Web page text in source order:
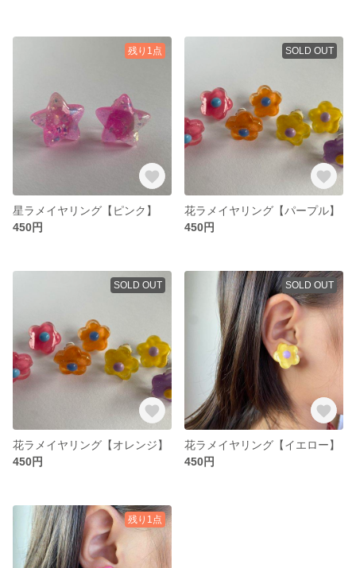
残り1点
星ラメイヤリング【ピンク】
450円
SOLD OUT
花ラメイヤリング【パープル】
450円
SOLD OUT
花ラメイヤリング【オレンジ】
450円
SOLD OUT
花ラメイヤリング【イエロー】
450円
残り1点